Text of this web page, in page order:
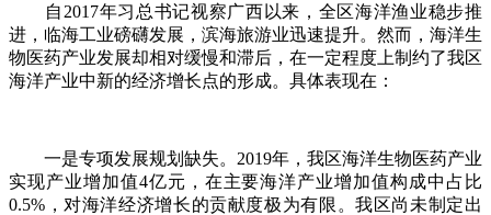
自2017年习总书记视察广西以来，全区海洋渔业稳步推
进，临海工业磅礴发展，滨海旅游业迅速提升。然而，海洋生
物医药产业发展却相对缓慢和滞后，在一定程度上制约了我区
海洋产业中新的经济增长点的形成。具体表现在：
一是专项发展规划缺失。2019年，我区海洋生物医药产业
实现产业增加值4亿元，在主要海洋产业增加值构成中占比
0.5%，对海洋经济增长的贡献度极为有限。我区尚未制定出